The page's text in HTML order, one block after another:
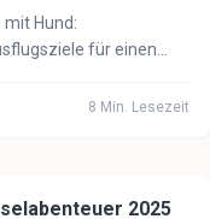
Hund:
für einen
8 Min. Lesezeit
2025